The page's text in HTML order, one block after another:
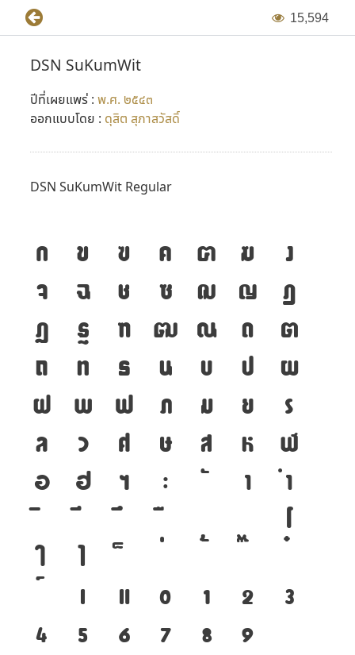
15,594
เช่น MS Office 2000 ส่วนการแสดงผลทางหน้าเว็บเพจจะแสดง
DSN(
หมายถึง New) เป็นฟอนต์ที่ใช้ codepage ทั้งไทยและ
อังกฤษตามแบบฟอนต์ New ของ Windows ทั้ง 3 ตัวคือ
ปัญหาในการใช้ฟอนต์ภาษาไทยกับโปรแกรม MS Office 2000
ทั้งภาษาไทยและอังกฤษในฟอนต์เดียวกันได้เป็นอย่างดี รวมถึง
อ้างอิงเอาตัวอักษรไทยต่างๆ ที่จำเป็นมาไว้ตรงตำแหน่งที่
กับโปรแกรม Photoshop 5 และ Illustrator 8
ชุดฟอนต์ DSN เป็นการเปลี่ยนชื่อจากรหัสเดิม DSS(S
ถึง Symbol / สัญลักษณ์) หลังจากมีการปรับปรุงใหม่ ในปี พ.ศ.
ที่มาข้อมูล : ฟอนต์แต่ละแบบใช้อย่างไร โดย ดุสิต สุภาสวัสดิ์ (๗
สิงหาคม พ.ศ. ๒๕๔๓)
DSN SuKumWit
ปีที่เผยแพร่ : พ.ศ. ๒๕๔๓
ออกแบบโดย : ดุสิต สุภาสวัสดิ์
DSN SuKumWit Regular
ก ข ฃ ค ฅ ฆ
ง
จ
ฉ ช ซ ฌ ญ
ฎ
ฏ
ฐ ฑ ฒ ณ ด
ต
ถ
ท ธ น บ ป
ผ
ฝ พ ฟ ภ ม ย
ร
ล
ว ศ ษ ส ห
ฬ
อ
ฮ ฯ ะ า
ำ
โ
ใ
ไ
เ
แ ๐ ๑ ๒
๓
๔
๕ ๖ ๗ ๘ ๙